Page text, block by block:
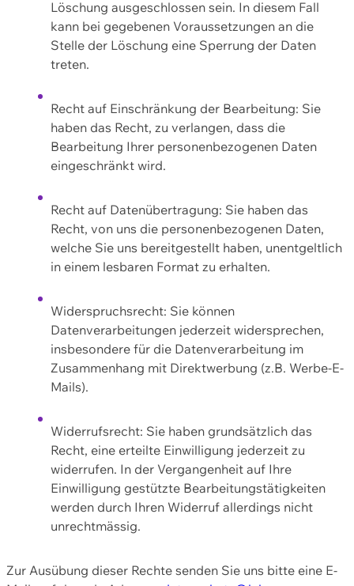
Löschung ausgeschlossen sein. In diesem Fall
kann bei gegebenen Voraussetzungen an die
Stelle der Löschung eine Sperrung der Daten
treten.
Recht auf Einschränkung der Bearbeitung: Sie
haben das Recht, zu verlangen, dass die
Bearbeitung Ihrer personenbezogenen Daten
eingeschränkt wird.
Recht auf Datenübertragung: Sie haben das
Recht, von uns die personenbezogenen Daten,
welche Sie uns bereitgestellt haben, unentgeltlich
in einem lesbaren Format zu erhalten.
Widerspruchsrecht: Sie können
Datenverarbeitungen jederzeit widersprechen,
insbesondere für die Datenverarbeitung im
Zusammenhang mit Direktwerbung (z.B. Werbe-E-
Mails).
Widerrufsrecht: Sie haben grundsätzlich das
Recht, eine erteilte Einwilligung jederzeit zu
widerrufen. In der Vergangenheit auf Ihre
Einwilligung gestützte Bearbeitungstätigkeiten
werden durch Ihren Widerruf allerdings nicht
unrechtmässig.
Zur Ausübung dieser Rechte senden Sie uns bitte eine E-